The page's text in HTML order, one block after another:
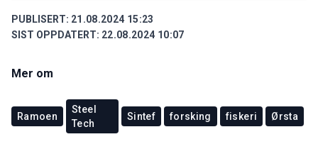
PUBLISERT: 21.08.2024 15:23
SIST OPPDATERT: 22.08.2024 10:07
Mer om
Ramoen
Steel
Tech
Sintef forsking fiskeri Ørsta